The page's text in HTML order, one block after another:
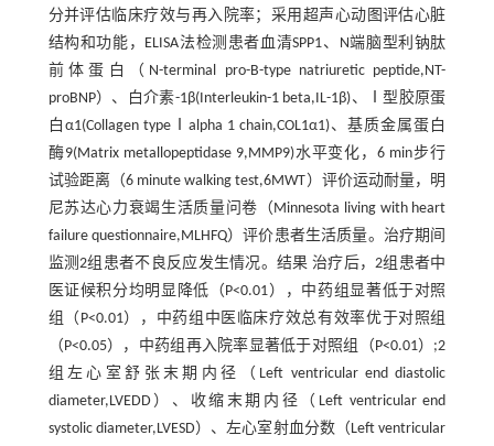
分并评估临床疗效与再入院率；采用超声心动图评估心脏
结构和功能，ELISA法检测患者血清SPP1、N端脑型利钠肽
前体蛋白（N-terminal pro-B-type natriuretic peptide,NT-
proBNP）、白介素-1β(Interleukin-1 beta,IL-1β)、Ⅰ型胶原蛋
白α1(Collagen typeⅠalpha 1 chain,COL1α1)、基质金属蛋白
酶9(Matrix metallopeptidase 9,MMP9)水平变化，6 min步行
试验距离（6 minute walking test,6MWT）评价运动耐量，明
尼苏达心力衰竭生活质量问卷（Minnesota living with heart
failure questionnaire,MLHFQ）评价患者生活质量。治疗期间
监测2组患者不良反应发生情况。结果 治疗后，2组患者中
医证候积分均明显降低（P<0.01），中药组显著低于对照
组（P<0.01），中药组中医临床疗效总有效率优于对照组
（P<0.05），中药组再入院率显著低于对照组（P<0.01）;2
组左心室舒张末期内径（Left ventricular end diastolic
diameter,LVEDD）、收缩末期内径（Left ventricular end
systolic diameter,LVESD）、左心室射血分数（Left ventricular